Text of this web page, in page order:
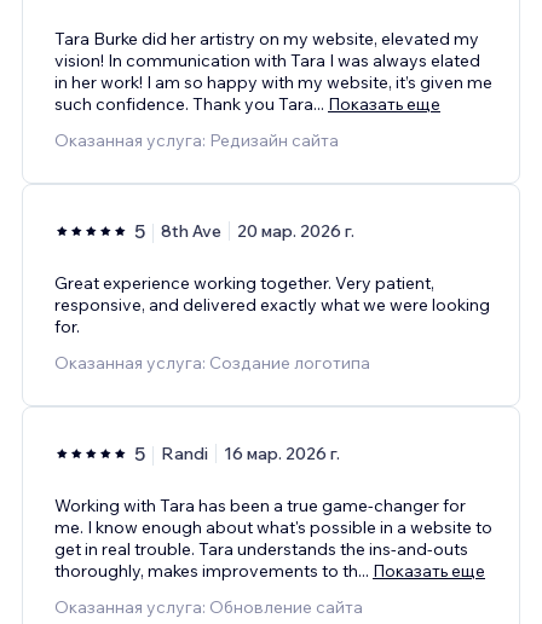
Tara Burke did her artistry on my website, elevated my
vision! In communication with Tara I was always elated
in her work! I am so happy with my website, it’s given me
such confidence. Thank you Tara... Показать еще
Оказанная услуга: Редизайн сайта
5 8th Ave 20 мар. 2026 г.
Great experience working together. Very patient,
responsive, and delivered exactly what we were looking
for.
Оказанная услуга: Создание логотипа
5 Randi 16 мар. 2026 г.
Working with Tara has been a true game-changer for
me. I know enough about what's possible in a website to
get in real trouble. Tara understands the ins-and-outs
thoroughly, makes improvements to th... Показать еще
Оказанная услуга: Обновление сайта